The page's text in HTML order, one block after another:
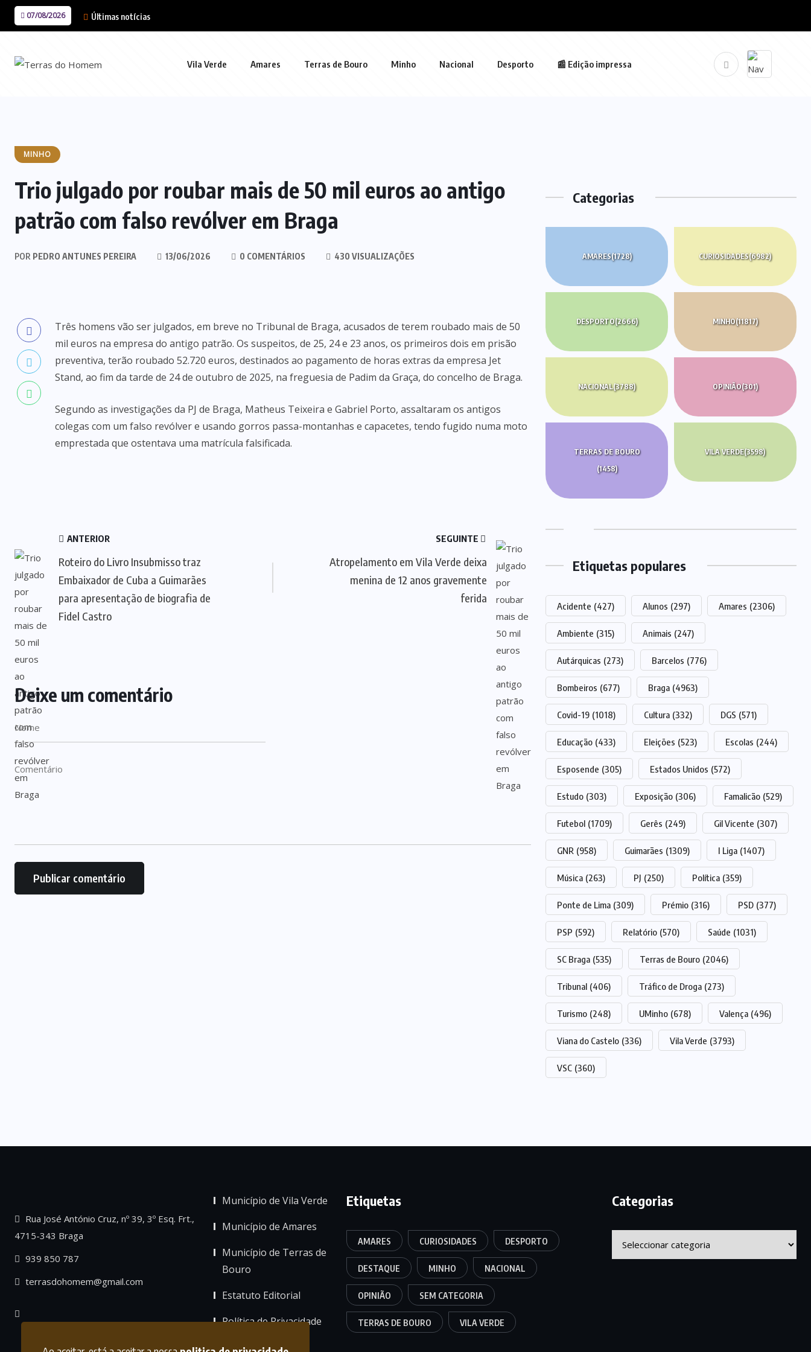
07/08/2026 Últimas notícias
Vila Verde Amares Terras de Bouro Minho Nacional Desporto 📰 Edição impressa
MINHO
Trio julgado por roubar mais de 50 mil euros ao antigo
patrão com falso revólver em Braga
POR PEDRO ANTUNES PEREIRA 13/06/2026 0 COMENTÁRIOS 430 VISUALIZAÇÕES
Três homens vão ser julgados, em breve no Tribunal de Braga, acusados de terem roubado mais de 50
mil euros na empresa do antigo patrão. Os suspeitos, de 25, 24 e 23 anos, os primeiros dois em prisão
preventiva, terão roubado 52.720 euros, destinados ao pagamento de horas extras da empresa Jet
Stand, ao fim da tarde de 24 de outubro de 2025, na freguesia de Padim da Graça, do concelho de Braga.
Segundo as investigações da PJ de Braga, Matheus Teixeira e Gabriel Porto, assaltaram os antigos
colegas com um falso revólver e usando gorros passa-montanhas e capacetes, tendo fugido numa moto
emprestada que ostentava uma matrícula falsificada.
ANTERIOR
Roteiro do Livro Insubmisso traz
Embaixador de Cuba a Guimarães
para apresentação de biografia de
Fidel Castro
SEGUINTE
Atropelamento em Vila Verde deixa
menina de 12 anos gravemente
ferida
Deixe um comentário
Categorias
AMARES(1728) CURIOSIDADES(6982)
DESPORTO(2666) MINHO(11817)
NACIONAL(3788) OPINIÃO(301)
TERRAS DE BOURO
(1458)
VILA VERDE(3598)
Etiquetas populares
Acidente (427) Alunos (297) Amares (2306)
Ambiente (315) Animais (247)
Autárquicas (273) Barcelos (776)
Bombeiros (677) Braga (4963)
Covid-19 (1018) Cultura (332) DGS (571)
Educação (433) Eleições (523) Escolas (244)
Esposende (305) Estados Unidos (572)
Estudo (303) Exposição (306) Famalicão (529)
Futebol (1709) Gerês (249) Gil Vicente (307)
GNR (958) Guimarães (1309) I Liga (1407)
Música (263) PJ (250) Política (359)
Ponte de Lima (309) Prémio (316) PSD (377)
PSP (592) Relatório (570) Saúde (1031)
SC Braga (535) Terras de Bouro (2046)
Tribunal (406) Tráfico de Droga (273)
Turismo (248) UMinho (678) Valença (496)
Viana do Castelo (336) Vila Verde (3793)
VSC (360)
Rua José António Cruz, nº 39, 3º Esq. Frt.,
4715-343 Braga
939 850 787
terrasdohomem@gmail.com
Município de Vila Verde
Município de Amares
Município de Terras de
Bouro
Estatuto Editorial
Política de Privacidade
Etiquetas
AMARES CURIOSIDADES DESPORTO
DESTAQUE MINHO NACIONAL
OPINIÃO SEM CATEGORIA
TERRAS DE BOURO VILA VERDE
Categorias